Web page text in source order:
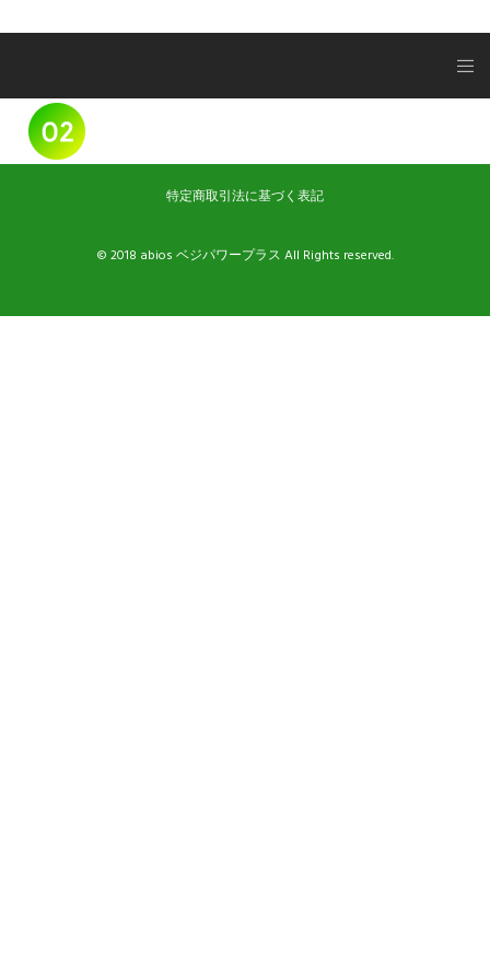
特定商取引法に基づく表記
© 2018 abios ベジパワープラス All Rights reserved.